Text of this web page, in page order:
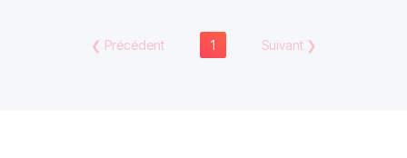
❮ Précédent 1 Suivant❯